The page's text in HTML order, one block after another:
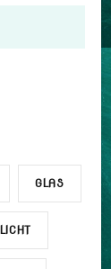
GLAS
LICHT